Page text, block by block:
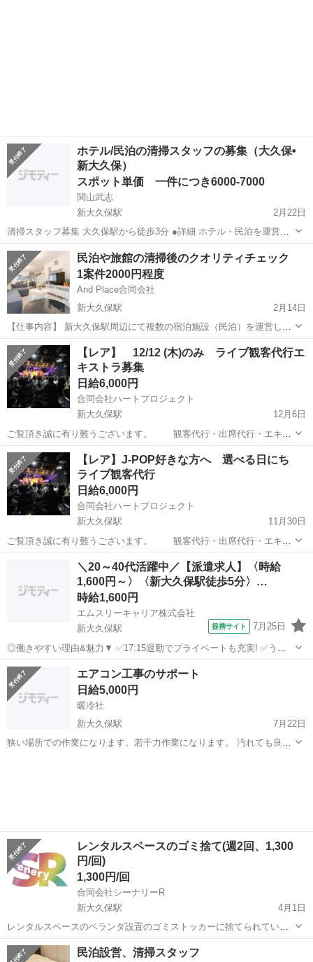
ホテル/民泊の清掃スタッフの募集（大久保•
新大久保）
スポット単価 一件につき6000-7000
関山武志
新大久保駅
2月22日
清掃スタッフ募集 大久保駅から徒歩3分 ●詳細 ホテル・民泊を運営し
てます。 清掃会社ではありまけん。 ●内容 宿泊施設の清掃 水回り・
ベッドメイキング・客室の清掃 ●単価 ランドリー代金別...
東京 新宿区 新大久保駅 その他 スタッフ
民泊や旅館の清掃後のクオリティチェック
1案件2000円程度
And Place合同会社
新大久保駅
2月14日
【仕事内容】 新大久保駅周辺にて複数の宿泊施設（民泊）を運営して
います。 今回は宿泊施設を清掃会社の清掃後、清掃クオリティチェッ
クとチェックイン前の簡単な準備などにご協力いただける方の募集で
す。 清掃自体はプロの清掃業...
東京 新宿区 新大久保駅 その他 宿泊施設
【レア】 12/12 (木)のみ ライブ観客代行エ
キストラ募集
日給6,000円
合同会社ハートプロジェクト
新大久保駅
12月6日
ご覧頂き誠に有り難うございます。 観客代行・出席代行・エキス
トラ 業務をさせて頂いております。 合同会社 ハートプロジェク
ト と申します。 https://www.heart-project-extra.com...
東京 新宿区 新大久保駅 その他
【レア】J-POP好きな方へ 選べる日にち
ライブ観客代行
日給6,000円
合同会社ハートプロジェクト
新大久保駅
11月30日
ご覧頂き誠に有り難うございます。 観客代行・出席代行・エキス
トラ 業務をさせて頂いております。 合同会社 ハートプロジェク
ト と申します。 https://www.heart-project-extra.com...
新大久保駅 その他 ライブ
＼20～40代活躍中／【派遣求人】〈時給
1,600円～〉〈新大久保駅徒歩5分〉…
時給1,600円
エムスリーキャリア株式会社
新大久保駅
提携サイト 7月25日
◎働きやすい理由&魅力▼ ✅17:15退勤でプライベートも充実! ✅うれ
しい土日祝休み✨ ✅駅チカ★2路線利用で通勤も楽々♪ ✅事前の職場見
学で雰囲気がわかるので安心です! ─┘─┘─┘─┘─┘─┘─┘─┘─┘
‥‥‥‥‥...
東京 医療事務
エアコン工事のサポート
日給5,000円
暖冷社
新大久保駅
7月22日
狭い場所での作業になります。若干力作業になります。 汚れても良い
レンタルスペースのゴミ捨て(週2回、1,300
円/回)
1,300円/回
合同会社シーナリーR
新大久保駅
4月1日
レンタルスペースのベランダ設置のゴミストッカーに捨てられている
ゴミを、指定の集積所へ出すお仕事です。 火金が可燃、土曜が資源
で、当日朝8時までに出す必要があります。 前日の23:00以降はOK。
東京 新宿区 新大久保駅 その他
民泊設営、清掃スタッフ